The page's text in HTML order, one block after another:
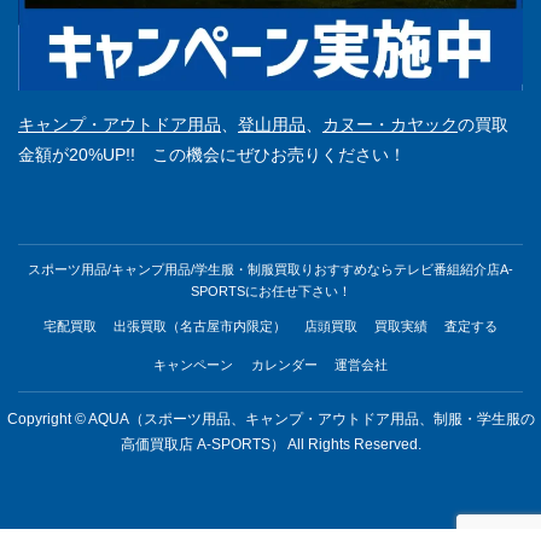
キャンプ・アウトドア用品、 登山用品、 カヌー・カヤックの買取
金額が20%UP!! この機会にぜひお売りください！
スポーツ用品/キャンプ用品/学生服・制服買取りおすすめならテレビ番組紹介店A-
SPORTSにお任せ下さい！
宅配買取 出張買取（名古屋市内限定） 店頭買取 買取実績 査定する
キャンペーン カレンダー 運営会社
Copyright © AQUA（スポーツ用品、キャンプ・アウトドア用品、制服・学生服の
高価買取店 A-SPORTS） All Rights Reserved.